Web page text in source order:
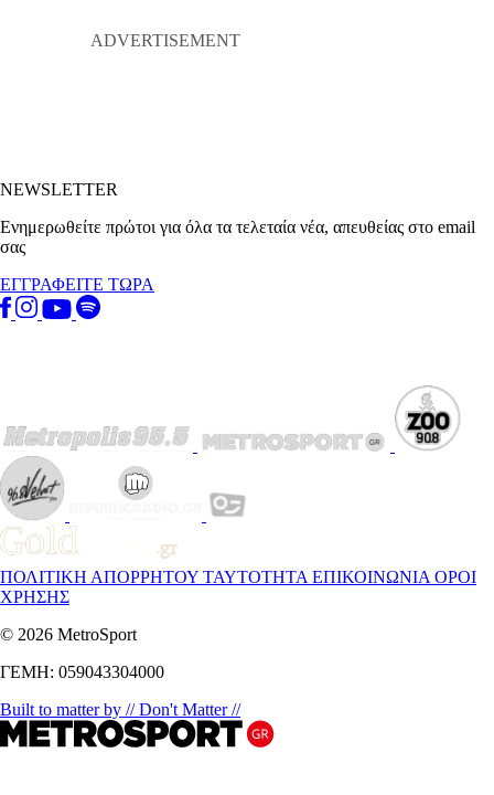
NEWSLETTER
Ενημερωθείτε πρώτοι για όλα τα τελεταία νέα, απευθείας στο email
σας
ΕΓΓΡΑΦΕΙΤΕ ΤΩΡΑ
ΠΟΛΙΤΙΚΗ ΑΠΟΡΡΗΤΟΥ ΤΑΥΤΟΤΗΤΑ ΕΠΙΚΟΙΝΩΝΙΑ ΟΡΟΙ
ΧΡΗΣΗΣ
© 2026 MetroSport
ΓΕΜΗ: 059043304000
Built to matter by // Don't Matter //